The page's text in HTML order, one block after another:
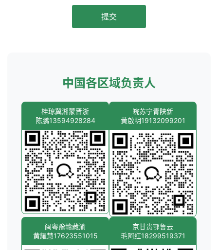
提交
中国各区域负责人
桂琼冀湘蒙晋浙
陈鹏13594928284
皖苏宁青陕新
黄啟明19132099201
闽粤豫赣藏渝
黄耀慧17623551015
京甘贵鄂鲁云
毛阿红18299519371